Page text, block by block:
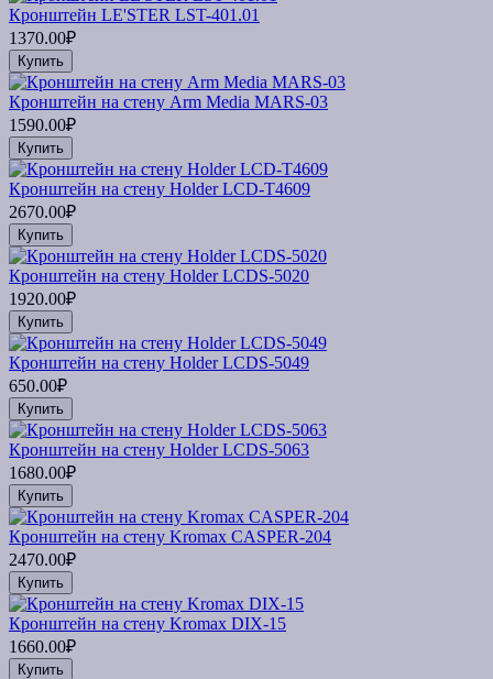
Кронштейн LE'STER LST-401.01
1370.00₽
Купить
Кронштейн на стену Arm Media MARS-03
1590.00₽
Купить
Кронштейн на стену Holder LCD-T4609
2670.00₽
Купить
Кронштейн на стену Holder LCDS-5020
1920.00₽
Купить
Кронштейн на стену Holder LCDS-5049
650.00₽
Купить
Кронштейн на стену Holder LCDS-5063
1680.00₽
Купить
Кронштейн на стену Kromax CASPER-204
2470.00₽
Купить
Кронштейн на стену Kromax DIX-15
1660.00₽
Купить